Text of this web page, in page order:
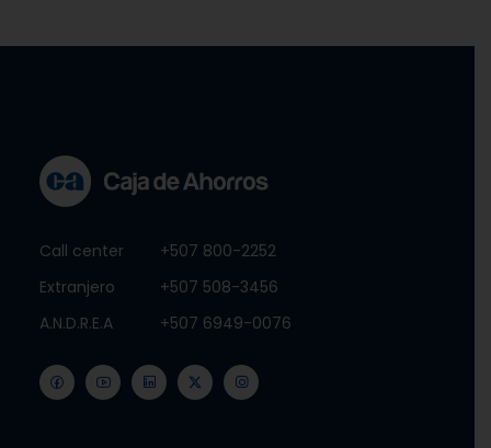
Call center
+507 800-2252
Extranjero
+507 508-3456
A.N.D.R.E.A
+507 6949-0076